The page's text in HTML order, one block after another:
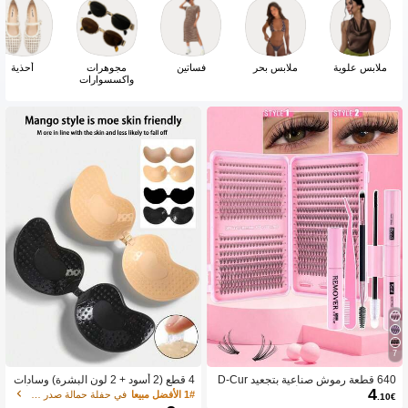
ملابس علوية ملابس بحر فساتين
مجوهرات
واكسسوارات
أحذية
7
640 قطعة رموش صناعية بتجعيد D-Cur
4.10€
4 قطع (2 أسود + 2 لون البشرة) وسادات
صدر سيليكون ذاتية اللصق غير مرئية، أكو
اب صدر بدون حمالات وظهر مكشوف لر
1# الأفضل مبيعا